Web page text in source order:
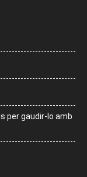
per gaudir-lo amb